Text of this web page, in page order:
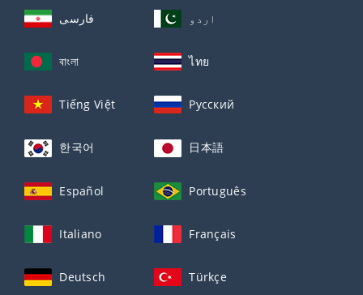
فارسی اردو
বাংলা ไทย
Tiếng Việt Русский
한국어 日本語
Español Português
Italiano Français
Deutsch Türkçe